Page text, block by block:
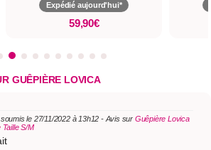
Expédié aujourd'hui*
59,90€
GUÊPIÈRE LOVICA
le 27/11/2022 à 13h12 - Avis sur Guêpière Lovica
Taille S/M